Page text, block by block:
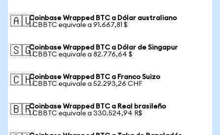
🇦🇺Coinbase Wrapped BTC a Dólar australiano
1 CBBTC equivale a 91.667,81 $
🇸🇬Coinbase Wrapped BTC a Dólar de Singapur
1 CBBTC equivale a 82.776,64 $
🇨🇭Coinbase Wrapped BTC a Franco Suizo
1 CBBTC equivale a 52.293,26 CHF
🇧🇷Coinbase Wrapped BTC a Real brasileño
1 CBBTC equivale a 330.524,94 R$